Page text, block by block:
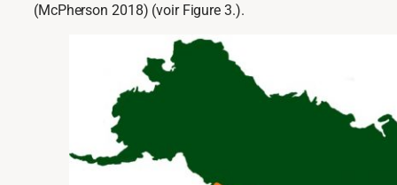
(McPherson 2018) (voir Figure 3.).